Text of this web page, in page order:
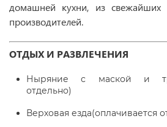
домашней кухни, из свежайших
производителей.
ОТДЫХ И РАЗВЛЕЧЕНИЯ
Ныряние с маской и
отдельно)
Верховая езда(оплачивается